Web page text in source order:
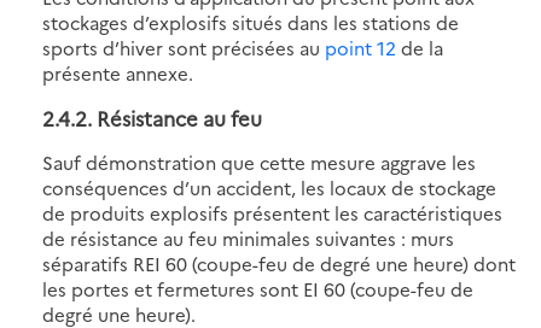
stockages d’explosifs situés dans les stations de
sports d’hiver sont précisées au point 12 de la
présente annexe.
2.4.2. Résistance au feu
Sauf démonstration que cette mesure aggrave les
conséquences d’un accident, les locaux de stockage
de produits explosifs présentent les caractéristiques
de résistance au feu minimales suivantes : murs
séparatifs REI 60 (coupe-feu de degré une heure) dont
les portes et fermetures sont EI 60 (coupe-feu de
degré une heure).